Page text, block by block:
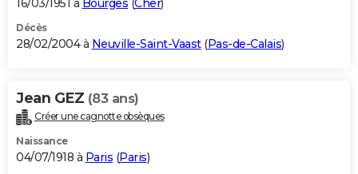
16/03/1951 à Bourges (Cher)
Décès
28/02/2004 à Neuville-Saint-Vaast(Pas-de-Calais)
Jean GEZ (83 ans)
Créer une cagnotte obsèques
Naissance
04/07/1918 à Paris (Paris)